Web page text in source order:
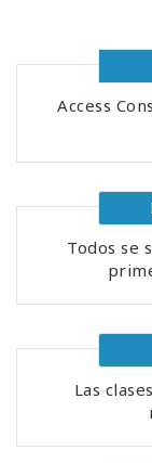
CONTACTO
Access
Todos se
Las